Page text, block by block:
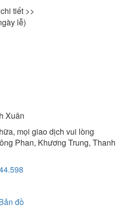
chi tiết >>
lễ)
Xuân
Phan, Khương Trung, Thanh
đồ